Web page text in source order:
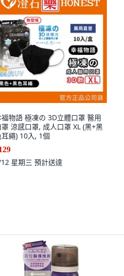
物語 極凍の 3D立體口罩 醫用
罩 涼感口罩, 成人口罩 XL (黑+黑
繩) 10入, 1個
星期三 預計送達